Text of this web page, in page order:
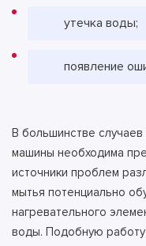
утечка воды;
появление
В большинстве
машины необходима
источники проблем
мытья потенциально
нагревательного
воды. Подобную работу